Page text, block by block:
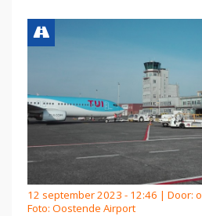
12 september 2023 - 12:46 | Door:
Foto: Oostende Airport